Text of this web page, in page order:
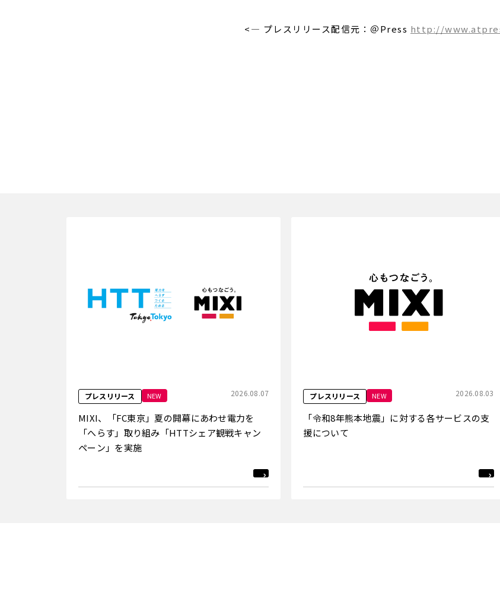
<— プレスリリース配信元：＠Press http://
プレスリリース NEW 2026.08.07
MIXI、「FC東京」夏の開幕にあわせ電力を
「へらす」取り組み「HTTシェア観戦キャン
ペーン」を実施
プレスリリース NEW 2026.08.03
「令和8年熊本地震」に対する各サービスの支
援について